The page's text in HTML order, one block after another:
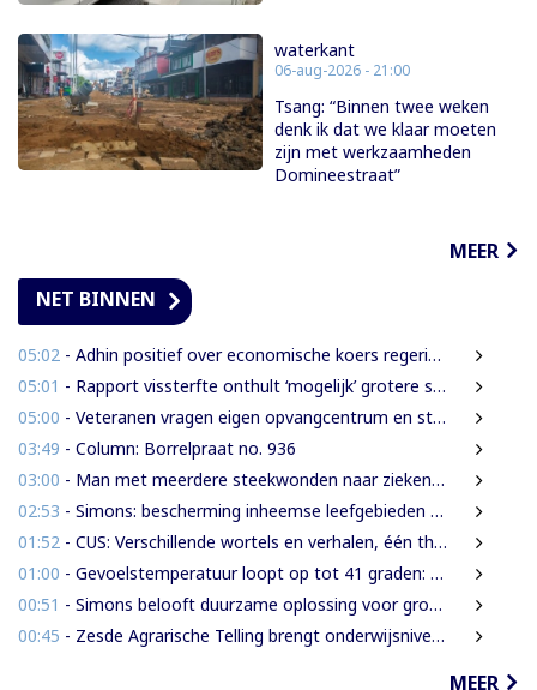
waterkant
06-aug-2026 - 21:00
Tsang: “Binnen twee weken
denk ik dat we klaar moeten
zijn met werkzaamheden
Domineestraat”
MEER
NET BINNEN
05:02 - Adhin positief over economische koers regering, maar wil snellere uitvoering
05:01 - Rapport vissterfte onthult ‘mogelijk’ grotere schade voor mens, dier en milieu
05:00 - Veteranen vragen eigen opvangcentrum en structurele steun: ‘Vandaag militair, morgen veteraan’
03:49 - Column: Borrelpraat no. 936
03:00 - Man met meerdere steekwonden naar ziekenhuis na ruzie bij discotheek
02:53 - Simons: bescherming inheemse leefgebieden en cultuur van nationaal belang
01:52 - CUS: Verschillende wortels en verhalen, één thuis
01:00 - Gevoelstemperatuur loopt op tot 41 graden: waarschuwing voor hittestress in Suriname
00:51 - Simons belooft duurzame oplossing voor grondenrechtenvraagstuk
00:45 - Zesde Agrarische Telling brengt onderwijsniveau landbouwers in kaart
MEER